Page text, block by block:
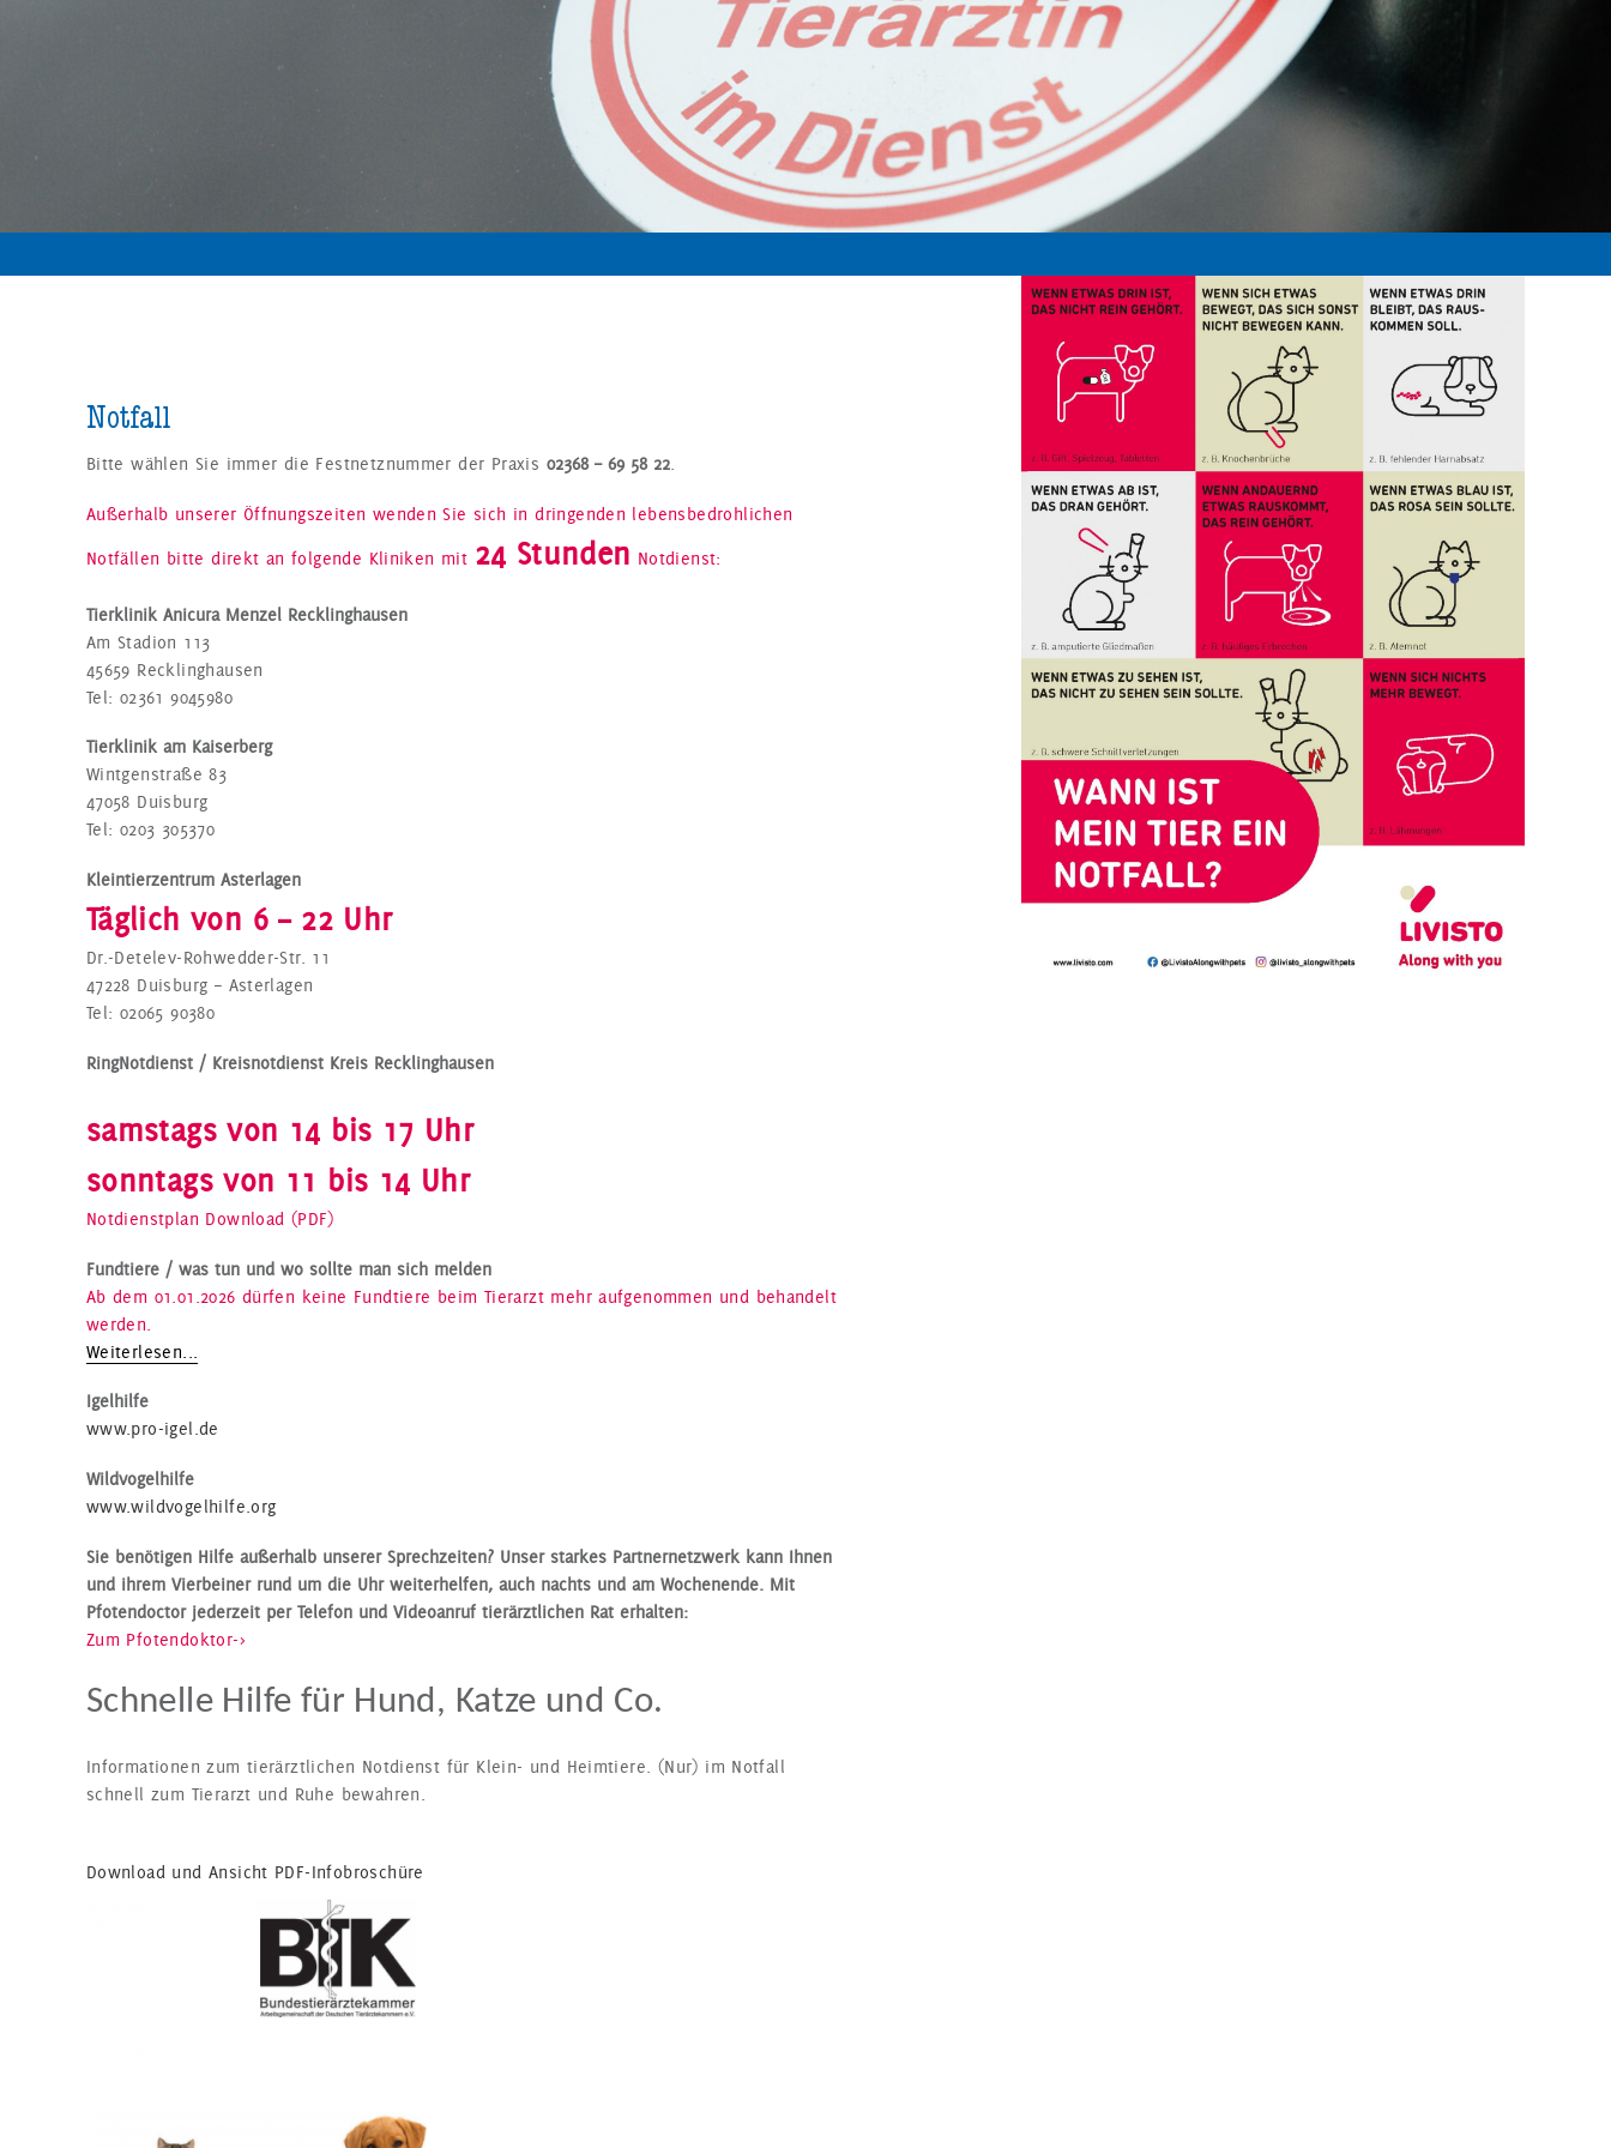
Notfall
Bitte wählen Sie immer die Festnetznummer der Praxis 02368 – 69 58 22.
Außerhalb unserer Öffnungszeiten wenden Sie sich in dringenden lebensbedrohlichen
Notfällen bitte direkt an folgende Kliniken mit 24 Stunden Notdienst:
Tierklinik Anicura Menzel Recklinghausen
Am Stadion 113
45659 Recklinghausen
Tel: 02361 9045980
Tierklinik am Kaiserberg
Wintgenstraße 83
47058 Duisburg
Tel: 0203 305370
Kleintierzentrum Asterlagen
Täglich von 6 – 22 Uhr
Dr.-Detelev-Rohwedder-Str. 11
47228 Duisburg – Asterlagen
Tel: 02065 90380
RingNotdienst / Kreisnotdienst Kreis Recklinghausen
samstags von 14 bis 17 Uhr
sonntags von 11 bis 14 Uhr
Notdienstplan Download (PDF)
Fundtiere / was tun und wo sollte man sich melden
Ab dem 01.01.2026 dürfen keine Fundtiere beim Tierarzt mehr aufgenommen und behandelt
werden.
Weiterlesen...
Igelhilfe
www.pro-igel.de
Wildvogelhilfe
www.wildvogelhilfe.org
Sie benötigen Hilfe außerhalb unserer Sprechzeiten? Unser starkes Partnernetzwerk kann Ihnen
und ihrem Vierbeiner rund um die Uhr weiterhelfen, auch nachts und am Wochenende. Mit
Pfotendoctor jederzeit per Telefon und Videoanruf tierärztlichen Rat erhalten:
Zum Pfotendoktor->
Schnelle Hilfe für Hund, Katze und Co.
Informationen zum tierärztlichen Notdienst für Klein- und Heimtiere. (Nur) im Notfall
schnell zum Tierarzt und Ruhe bewahren.
Download und Ansicht PDF-Infobroschüre